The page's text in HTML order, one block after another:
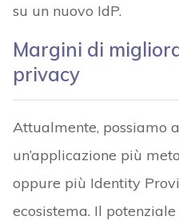
su un nuovo IdP.
Margini di
privacy
Attualmente, possiamo
un’applicazione più
oppure più Identity
ecosistema. Il